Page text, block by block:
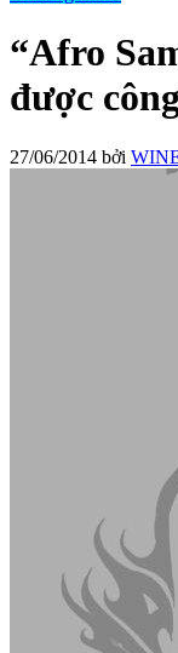
“Afro
được
27/06/2014 bởi